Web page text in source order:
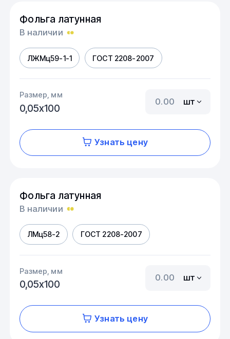
Фольга латунная
В наличии
ЛЖМц59-1-1 ГОСТ 2208-2007
Размер, мм
0,05х100
шт
Узнать цену
Фольга латунная
В наличии
ЛМц58-2 ГОСТ 2208-2007
Размер, мм
0,05х100
шт
Узнать цену